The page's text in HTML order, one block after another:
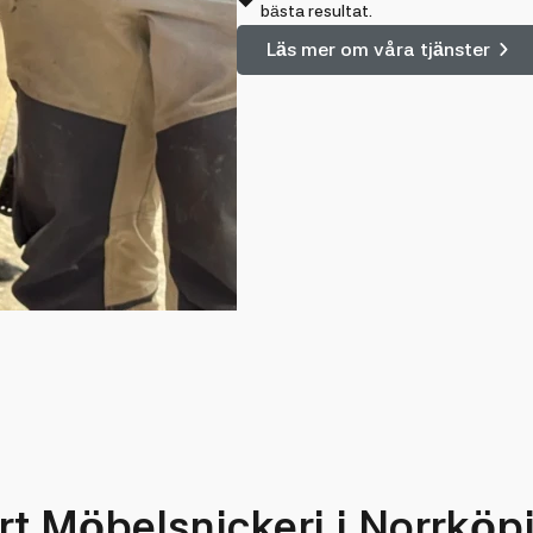
bästa resultat.
Läs mer om våra tjänster